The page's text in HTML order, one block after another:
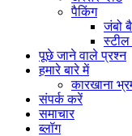
पैकिंग
जंबो
पूछे जाने वाले प्रश्न
हमारे बारे में
कारखाना
संपर्क करें
समाचार
ब्लॉग